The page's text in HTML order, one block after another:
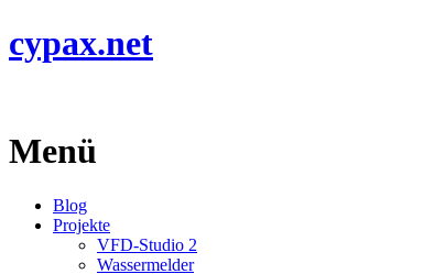
cypax.net
Menü
Blog
Projekte
VFD-Studio 2
Wassermelder